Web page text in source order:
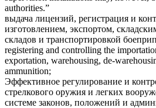
authorities.”
выдача лицензий, регистрация и
изготовлением, экспортом,
складов и транспортировкой
registering and controlling the
exportation, warehousing, de-
ammunition;
Эффективное регулирование и
стрелкового оружия и легких
системе законов, положений и